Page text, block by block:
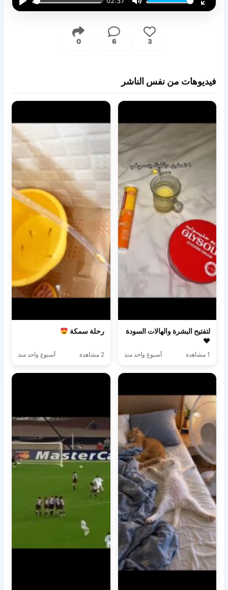
Play Mute
Enter
3
6
0
فيديوهات من نفس الناشر
لتفتيح البشرة والهالات السودة
♥️
1 مشاهدة أسبوع واحد منذ
رحلة سمكة
2 مشاهدة أسبوع واحد منذ